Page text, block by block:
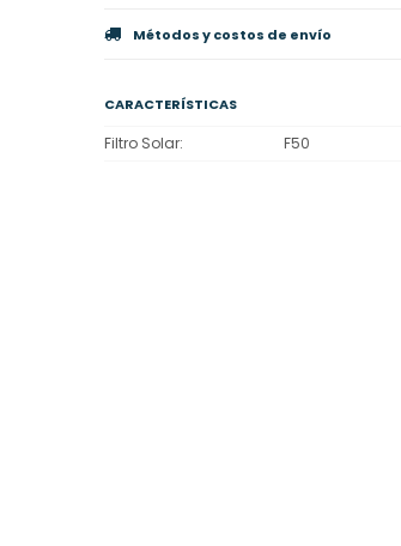
Métodos y costos de envío
CARACTERÍSTICAS
Filtro Solar F50